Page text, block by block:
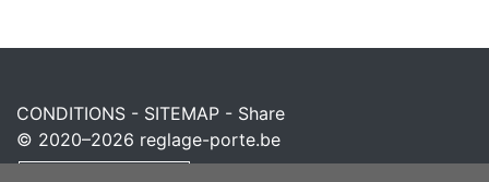
CONDITIONS - SITEMAP - Share
© 2020–2026 reglage-porte.be